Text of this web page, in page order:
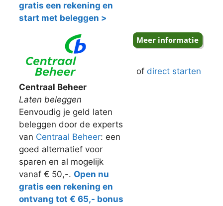
gratis een rekening en
start met beleggen >
Centraal Beheer
Laten beleggen
Eenvoudig je geld laten
beleggen door de experts
van Centraal Beheer: een
goed alternatief voor
sparen en al mogelijk
vanaf € 50,-. Open nu
gratis een rekening en
ontvang tot € 65,- bonus
of direct starten